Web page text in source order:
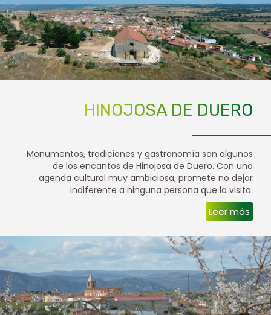
HINOJOSA DE DUERO
Monumentos, tradiciones y gastronomía son algunos
de los encantos de Hinojosa de Duero. Con una
agenda cultural muy ambiciosa, promete no dejar
indiferente a ninguna persona que la visita.
Leer más